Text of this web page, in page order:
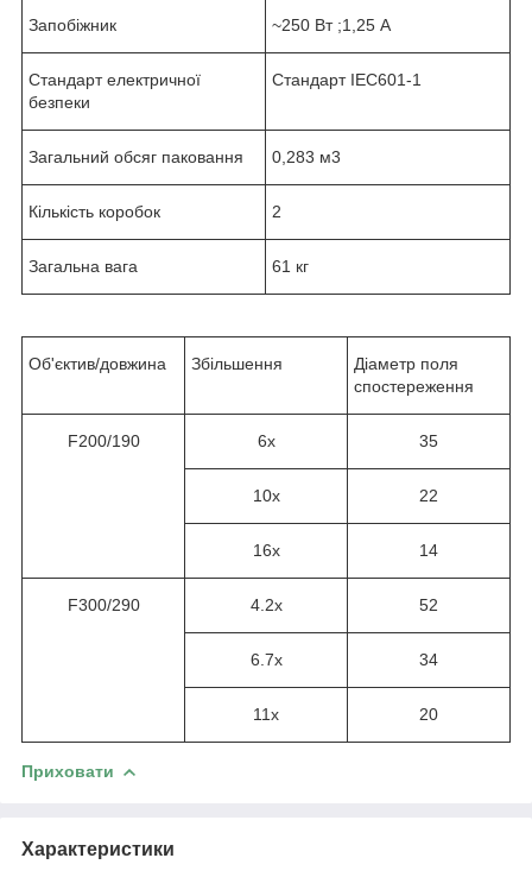
Запобіжник ~250 Вт ;1,25 A
Стандарт електричної
безпеки
Стандарт IEC601-1
Загальний обсяг паковання 0,283 м3
Кількість коробок 2
Загальна вага 61 кг
Об'єктив/довжина Збільшення
Діаметр поля
спостереження
F200/190 6x 35
10x 22
16x 14
F300/290 4. 2x 52
6. 7x 34
11x 20
Приховати
Характеристики